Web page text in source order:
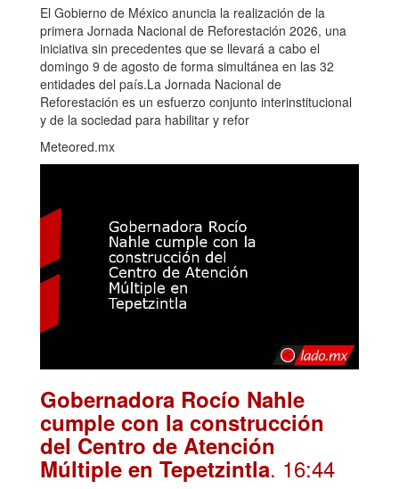
El Gobierno de México anuncia la realización de la
primera Jornada Nacional de Reforestación 2026, una
iniciativa sin precedentes que se llevará a cabo el
domingo 9 de agosto de forma simultánea en las 32
entidades del país.La Jornada Nacional de
Reforestación es un esfuerzo conjunto interinstitucional
y de la sociedad para habilitar y refor
Meteored.mx
Gobernadora Rocío Nahle
cumple con la construcción
del Centro de Atención
Múltiple en Tepetzintla. 16:44